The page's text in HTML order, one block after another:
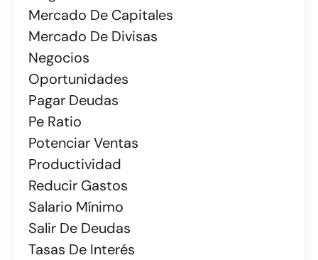
Mercado De Capitales
Mercado De Divisas
Negocios
Oportunidades
Pagar Deudas
Pe Ratio
Potenciar Ventas
Productividad
Reducir Gastos
Salario Mínimo
Salir De Deudas
Tasas De Interés